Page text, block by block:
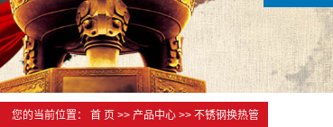
您的当前位置： 首 页 >> 产品中心 >> 不锈钢换热管